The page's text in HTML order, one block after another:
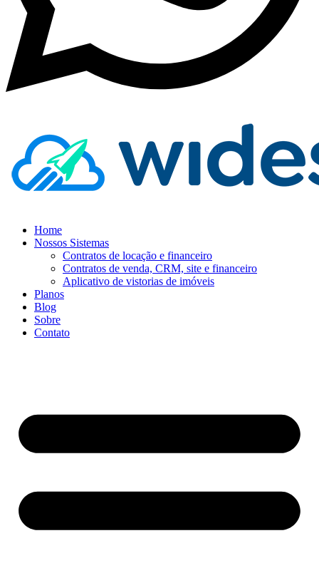
Home
Nossos Sistemas
Contratos de locação e financeiro
Contratos de venda, CRM, site e financeiro
Aplicativo de vistorias de imóveis
Planos
Blog
Sobre
Contato